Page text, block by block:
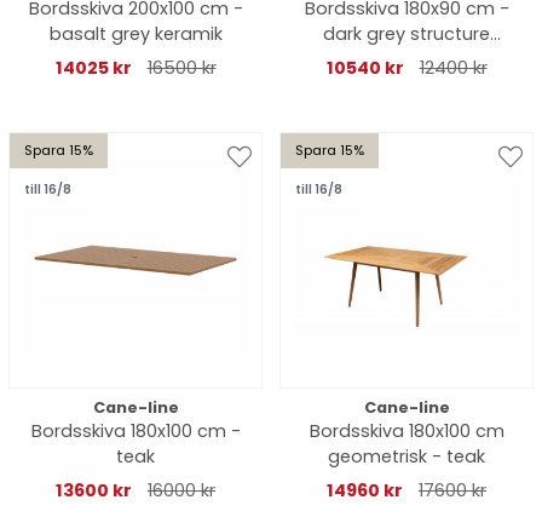
Bordsskiva 200x100 cm -
basalt grey keramik
14025 kr
16500 kr
Bordsskiva 180x90 cm -
dark grey structure
kompaktlaminat
10540 kr 12400 kr
Spara 15%
till 16/8
Cane-line
Bordsskiva 180x100 cm -
teak
13600 kr
16000 kr
Spara 15%
till 16/8
Cane-line
Bordsskiva 180x100 cm
geometrisk - teak
14960 kr
17600 kr